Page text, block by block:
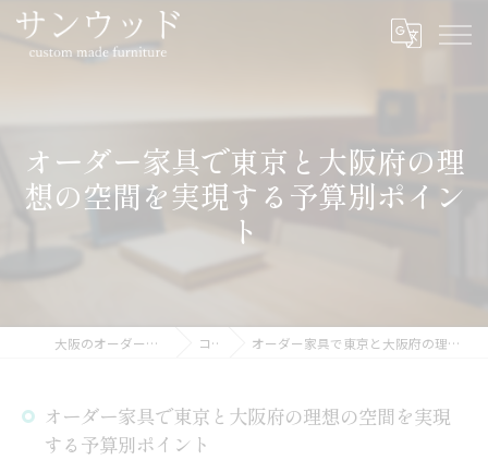
オーダー家具で東京と大阪府の理
想の空間を実現する予算別ポイン
ト
大阪のオーダー家具ならサンウッド コラム オーダー家具で東京と大阪府の理想の空間を実現する予算別ポイント
オーダー家具で東京と大阪府の理想の空間を実現
する予算別ポイント